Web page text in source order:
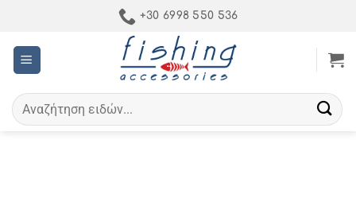
περιεχόμενο
+30 6998 550 536
Αναζήτηση
για: